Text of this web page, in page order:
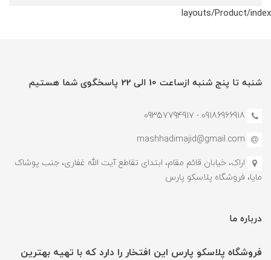
layouts/Product/index
شنبه تا پنج شنبه ازساعت 10 الی 22 پاسخگوی شما هستیم
09186966918 - 0935779491۷
mashhadimajid@gmail.com
اراک، خیابان قائم مقام، ابتدای تقاطع آیت الله غفاری، جنب پوشاک
مایا، فروشگاه پلاسکو پارس
درباره ما
فروشگاه پلاسکو پارس این افتخار را دارد که با تهیه بهترین